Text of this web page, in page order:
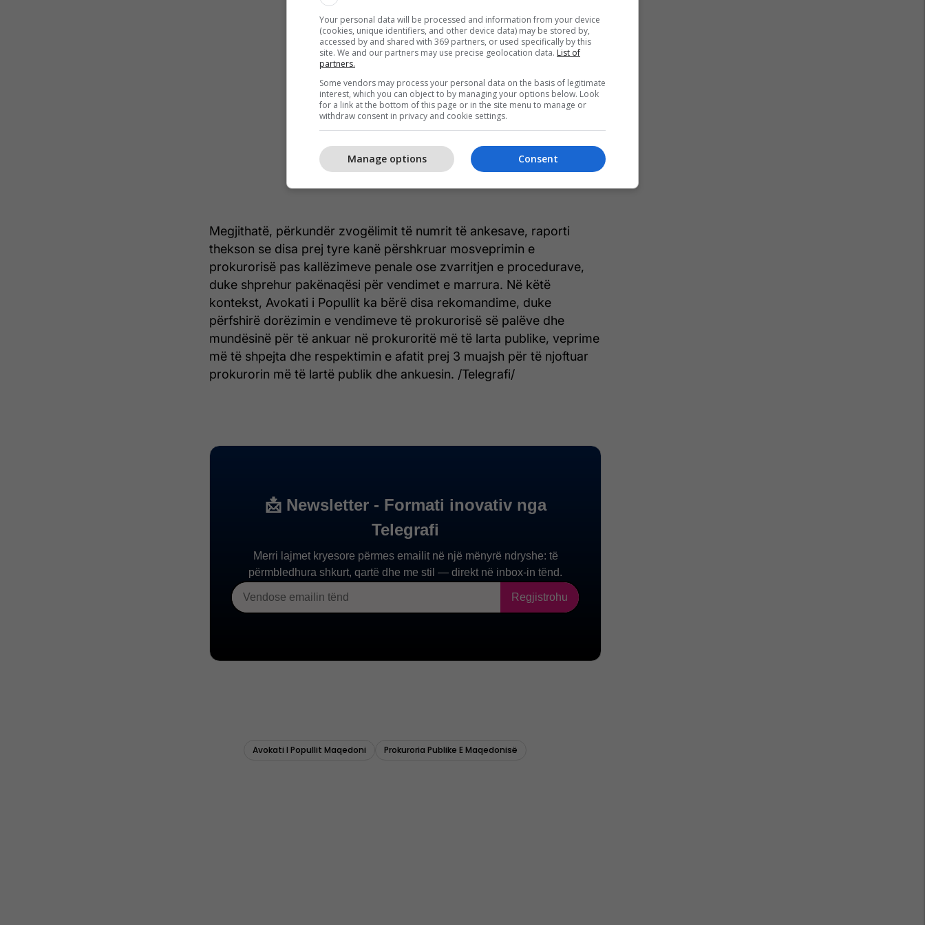
Megjithatë, përkundër zvogëlimit të numrit të ankesave, raporti
thekson se disa prej tyre kanë përshkruar mosveprimin e
prokurorisë pas kallëzimeve penale ose zvarritjen e procedurave,
duke shprehur pakënaqësi për vendimet e marrura. Në këtë
kontekst, Avokati i Popullit ka bërë disa rekomandime, duke
përfshirë dorëzimin e vendimeve të prokurorisë së palëve dhe
mundësinë për të ankuar në prokuroritë më të larta publike, veprime
më të shpejta dhe respektimin e afatit prej 3 muajsh për të njoftuar
prokurorin më të lartë publik dhe ankuesin. /Telegrafi/
Your personal data will be processed and information from your device
(cookies, unique identifiers, and other device data) may be stored by,
accessed by and shared with 369 partners, or used specifically by this
site. We and our partners may use precise geolocation data. List of
partners.
Some vendors may process your personal data on the basis of legitimate
interest, which you can object to by managing your options below. Look
for a link at the bottom of this page or in the site menu to manage or
withdraw consent in privacy and cookie settings.
Consent
Manage options